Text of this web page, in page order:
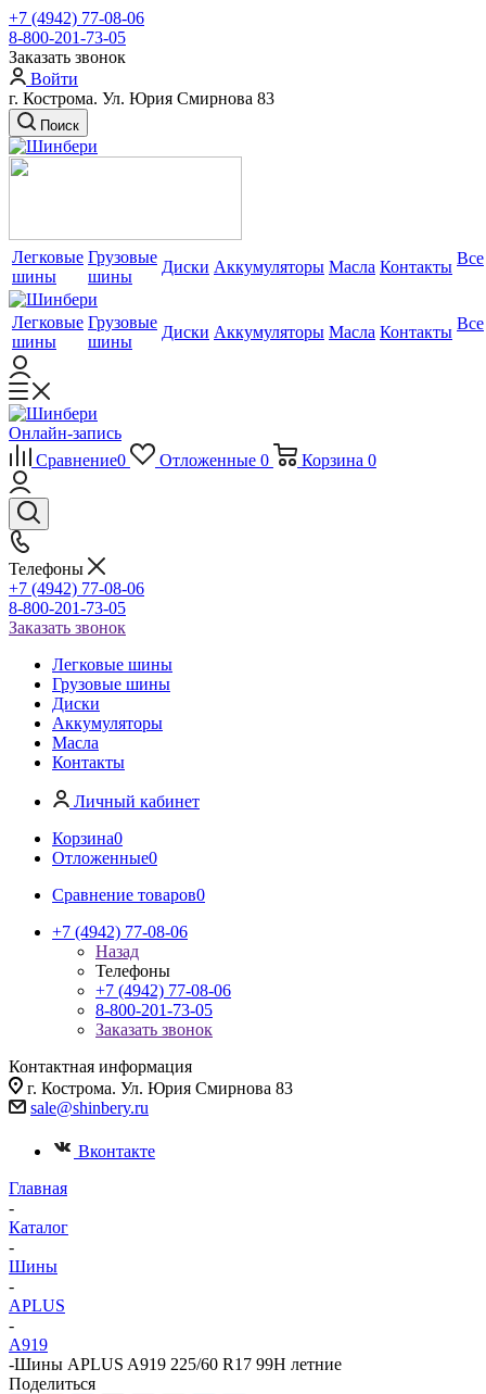
+7 (4942) 77-08-06
8-800-201-73-05
Заказать звонок
Войти
г. Кострома. Ул. Юрия Смирнова 83
Поиск
Легковые
шины
Грузовые
шины
Диски Аккумуляторы Масла Контакты Все
Легковые
шины
Грузовые
шины
Диски Аккумуляторы Масла Контакты Все
Онлайн-запись
Сравнение0 Отложенные 0 Корзина 0
Телефоны
+7 (4942) 77-08-06
8-800-201-73-05
Заказать звонок
Легковые шины
Грузовые шины
Диски
Аккумуляторы
Масла
Контакты
Личный кабинет
Корзина0
Отложенные0
Сравнение товаров0
+7 (4942) 77-08-06
Назад
Телефоны
+7 (4942) 77-08-06
8-800-201-73-05
Заказать звонок
Контактная информация
г. Кострома. Ул. Юрия Смирнова 83
sale@shinbery.ru
Вконтакте
Главная
-
Каталог
-
Шины
-
APLUS
-
A919
-Шины APLUS A919 225/60 R17 99H летние
Поделиться